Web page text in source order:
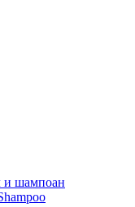
и шампоан